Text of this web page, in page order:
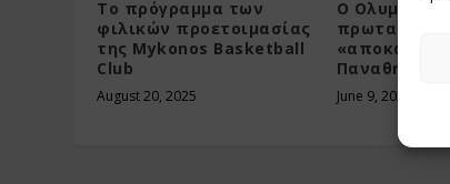
Το πρόγραμμα των
φιλικών προετοιμασίας
της Mykonos Basketball
Club
August 20, 2025
Ο
June 9, 2025